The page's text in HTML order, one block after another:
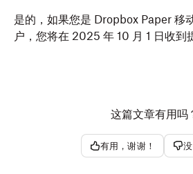
是的，如果您是 Dropbox Paper 移
户，您将在 2025 年 10 月 1 日收到
这篇文章有用吗
有用，谢谢！